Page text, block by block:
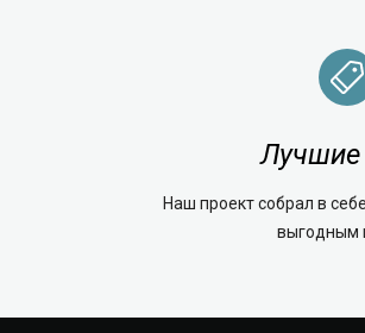
Наш проект собрал в
выгодным